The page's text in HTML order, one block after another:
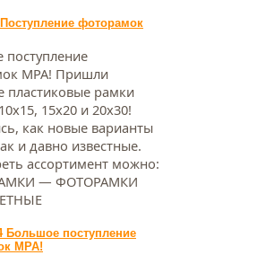
Поступление фоторамок
МРА! Пришли
пластиковые рамки
15х20 и 20х30!
как новые варианты
и давно известные.
ассортимент можно:
— ФОТОРАМКИ
Большое поступление
МРА!